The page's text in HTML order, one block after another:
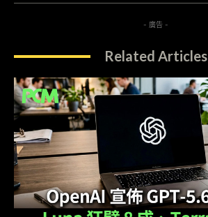
- 廣告 -
Related Articles